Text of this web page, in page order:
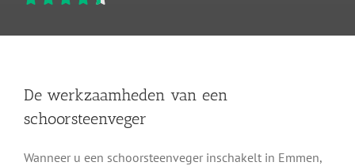
De werkzaamheden van een
schoorsteenveger
Wanneer u een schoorsteenveger inschakelt in Emmen,